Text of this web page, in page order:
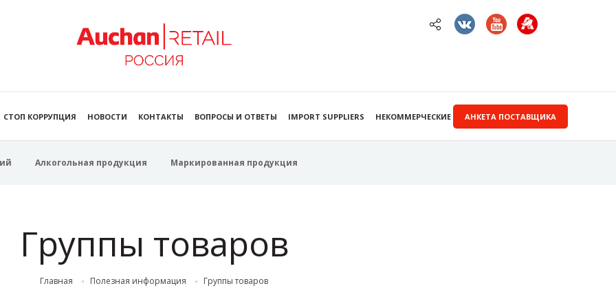
АНКЕТА ПОСТАВЩИКА
СТОП КОРРУПЦИЯ НОВОСТИ КОНТАКТЫ ВОПРОСЫ И ОТВЕТЫ IMPORT SUPPLIERS НЕКОММЕРЧЕСКИЕ ЗАКУПКИ
Алкогольная продукция Маркированная продукция
Группы товаров
Главная Полезная информация Группы товаров